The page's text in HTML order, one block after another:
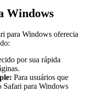
Windows
para Windows oferecia
por sua rápida
Para usuários que
Safari para Windows